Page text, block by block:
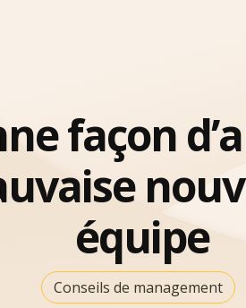
façon
équipe
Conseils de management